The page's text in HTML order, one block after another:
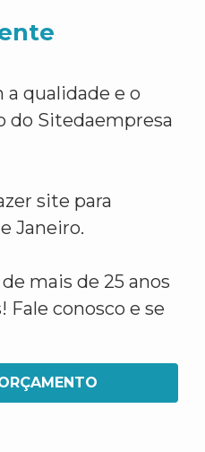
a qualidade e o
Sitedaempresa
site para
Janeiro.
mais de 25 anos
Fale conosco e se